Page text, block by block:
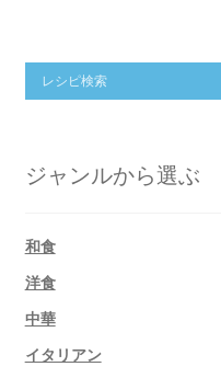
ジャンルから選ぶ
和食
洋食
中華
イタリアン